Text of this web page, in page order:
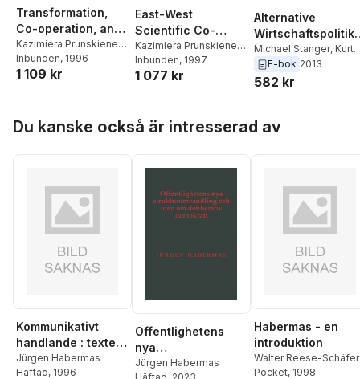
Transformation,
Co-operation, and
Conversion
Kazimiera Prunskiene,
Elmar Altvater
Inbunden, 1996
1 109 kr
East-West
Scientific Co-
operation
Kazimiera Prunskiene,
Elmar Altvater
Inbunden, 1997
1 077 kr
Alternative
Wirtschaftspolitik
jenseits des
Keynesianismus
Michael Stanger, Kurt
Hubner,Elmar Altvater
E-bok 2013
582 kr
Du kanske också är intresserad av
Kommunikativt
handlande : texter
om språk,
rationalitet och
Jürgen Habermas
Häftad, 1996
Offentlighetens
nya
strukturomvandling
Jürgen Habermas
Habermas - en
introduktion
Walter Reese-Schäfer
Pocket, 1998